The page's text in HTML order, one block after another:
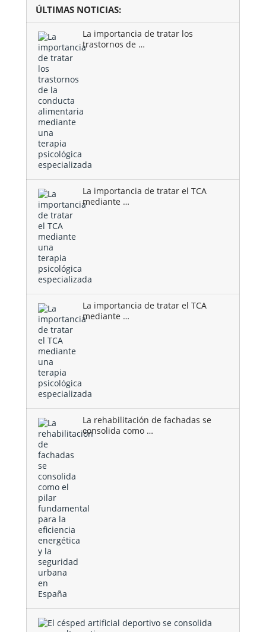
ÚLTIMAS NOTICIAS:
La importancia de tratar los
trastornos de …
La importancia de tratar el TCA
mediante …
La importancia de tratar el TCA
mediante …
La rehabilitación de fachadas se
consolida como …